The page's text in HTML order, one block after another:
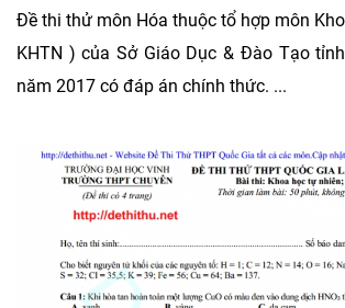
Đề thi thử môn Hóa thuộc tổ hợp môn
KHTN ) của Sở Giáo Dục & Đào Tạo
năm 2017 có đáp án chính thức. ...